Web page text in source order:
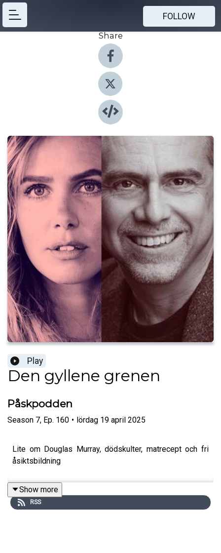
FOLLOW
Share
Play
Den gyllene grenen
Påskpodden
Season 7, Ep. 160 • lördag 19 april 2025
Lite om Douglas Murray, dödskulter, matrecept och fri
åsiktsbildning
Show more
RSS